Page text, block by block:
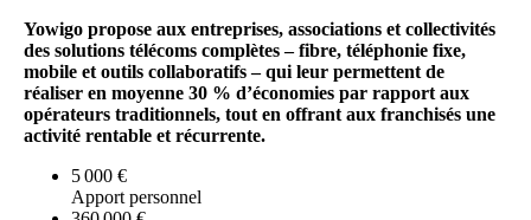
Yowigo propose aux entreprises, associations et collectivités
des solutions télécoms complètes – fibre, téléphonie fixe,
mobile et outils collaboratifs – qui leur permettent de
réaliser en moyenne 30 % d’économies par rapport aux
opérateurs traditionnels, tout en offrant aux franchisés une
activité rentable et récurrente.
5 000 €
Apport personnel